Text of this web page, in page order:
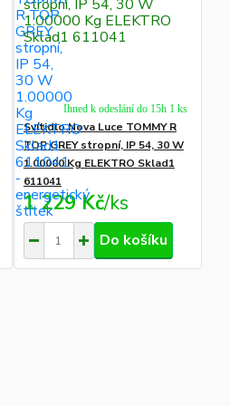
Svítidlo Nova Luce TOMMY R
TOP GREY stropní, IP 54, 30 W
1.00000 Kg ELEKTRO Sklad1
611041
1 229 Kč/ks
Ihned k odeslání do 15h 1 ks
Do košíku